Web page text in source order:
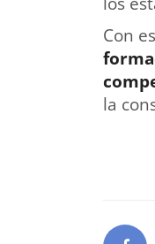
Con
la